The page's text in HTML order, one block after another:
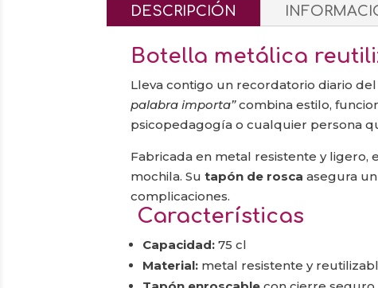
DESCRIPCIÓN
Botella metálica
Lleva contigo un recordatorio diario
palabra importa”combina estilo,
psicopedagogía o cualquier persona
Fabricada en metal resistente y ligero,
mochila. Sutapón de rosca asegura
complicaciones.
Características
Capacidad: 75 cl
Material: metal resistente y